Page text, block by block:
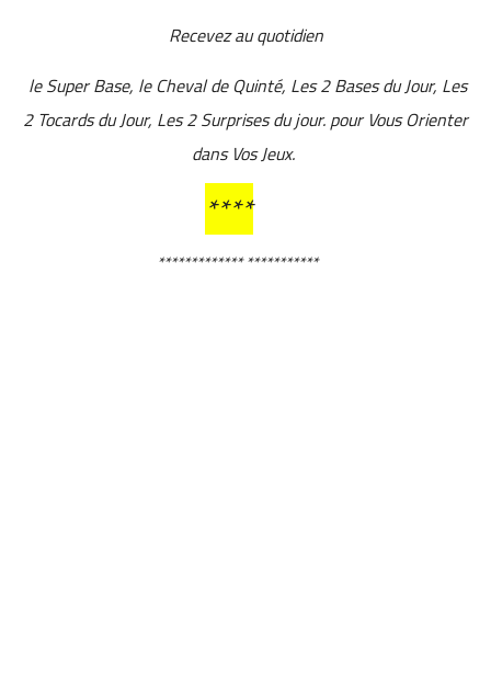
Recevez au quotidien
le Super Base, le Cheval de Quinté, Les 2 Bases du Jour, Les
2 Tocards du Jour, Les 2 Surprises du jour. pour Vous Orienter
dans Vos Jeux.
****
************* ***********